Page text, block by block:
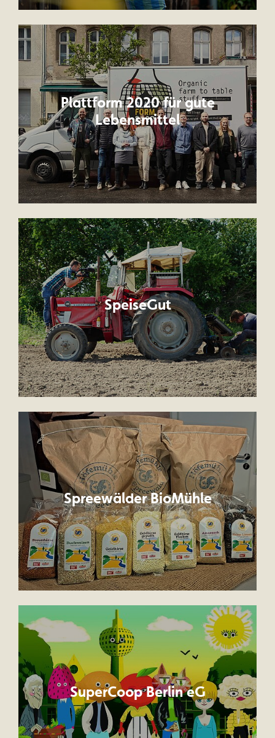
Plattform 2020 für gute
Lebensmittel
SpeiseGut
Spreewälder BioMühle
SuperCoop Berlin eG